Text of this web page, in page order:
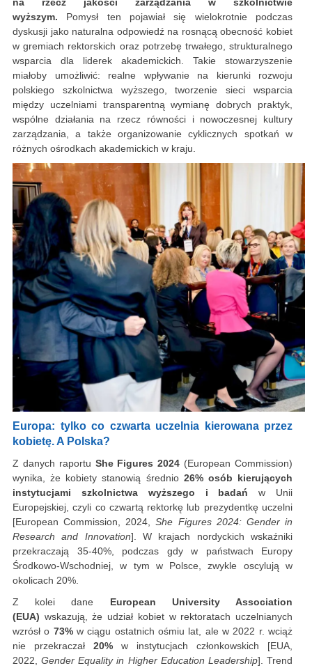
wyższym. Pomysł ten pojawiał się wielokrotnie podczas
dyskusji jako naturalna odpowiedź na rosnącą obecność kobiet
w gremiach rektorskich oraz potrzebę trwałego, strukturalnego
wsparcia dla liderek akademickich. Takie stowarzyszenie
miałoby umożliwić: realne wpływanie na kierunki rozwoju
polskiego szkolnictwa wyższego, tworzenie sieci wsparcia
między uczelniami transparentną wymianę dobrych praktyk,
wspólne działania na rzecz równości i nowoczesnej kultury
zarządzania, a także organizowanie cyklicznych spotkań w
różnych ośrodkach akademickich w kraju.
Europa: tylko co czwarta uczelnia kierowana przez
kobietę. A Polska?
Z danych raportu She Figures 2024 (European Commission)
wynika, że kobiety stanowią średnio 26% osób kierujących
instytucjami szkolnictwa wyższego i badań w Unii
Europejskiej, czyli co czwartą rektorkę lub prezydentkę uczelni
[European Commission, 2024,She Figures 2024: Gender in
Research and Innovation]. W krajach nordyckich wskaźniki
przekraczają 35-40%, podczas gdy w państwach Europy
Środkowo-Wschodniej, w tym w Polsce, zwykle oscylują w
okolicach 20%.
Z kolei dane European University Association
(EUA) wskazują, że udział kobiet w rektoratach uczelnianych
wzrósł o 73%w ciągu ostatnich ośmiu lat, ale w 2022 r. wciąż
nie przekraczał 20% w instytucjach członkowskich [EUA,
2022,Gender Equality in Higher Education Leadership]. Trend